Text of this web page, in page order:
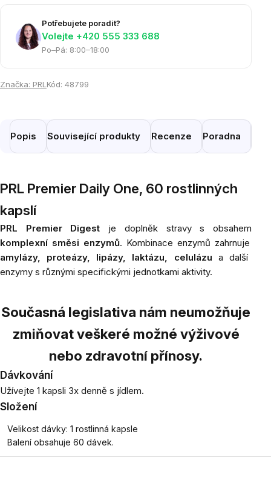
Potřebujete poradit?
Volejte ‭+420 555 333 688
Po–Pá: 8:00–18:00
Značka: PRL Kód: 48799
Popis Související produkty Recenze Poradna
PRL Premier Daily One, 60 rostlinných
kapslí
PRL Premier Digest je doplněk stravy s obsahem
komplexní směsi enzymů. Kombinace enzymů zahrnuje
amylázy, proteázy, lipázy, laktázu, celulázu a další
enzymy s různými specifickými jednotkami aktivity.
Současná legislativa nám neumožňuje
zmiňovat veškeré možné výživové
nebo zdravotní přínosy.
Dávkování
Užívejte 1 kapsli 3x denně s jídlem.
Složení
Velikost dávky: 1 rostlinná kapsle
Balení obsahuje 60 dávek.